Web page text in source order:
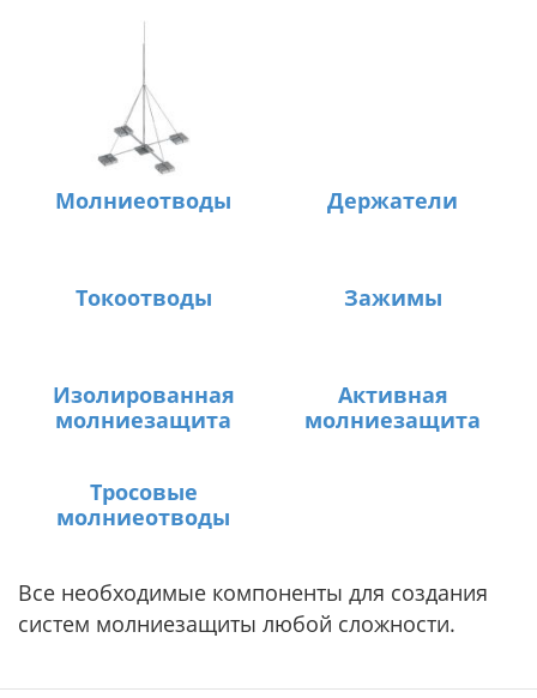
Все необходимые компоненты для создания
систем молниезащиты любой сложности.
Молниеотводы Держатели
Токоотводы Зажимы
Изолированная
молниезащита
Активная
молниезащита
Тросовые
молниеотводы